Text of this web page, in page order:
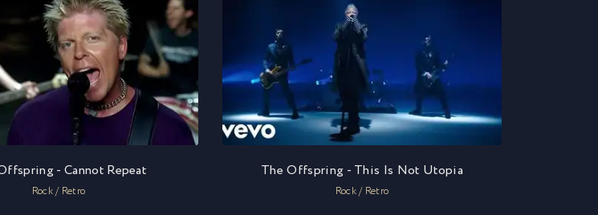
- Cannot Repeat
Rock / Retro
The Offspring - This Is Not Utopia
Rock / Retro